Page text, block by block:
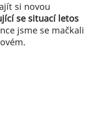
si novou
se situací letos
jsme se mačkali